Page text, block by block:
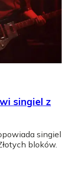
singiel z
singiel
bloków.